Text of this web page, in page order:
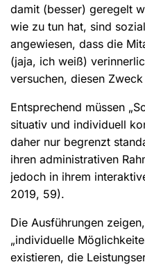
damit (besser) geregelt
wie zu tun hat, sind
angewiesen, dass die
(jaja, ich weiß)
versuchen, diesen
Entsprechend müssen
situativ und individuell
daher nur begrenzt
ihren administrativen
jedoch in ihrem
2019, 59).
Die Ausführungen
„individuelle
existieren, die